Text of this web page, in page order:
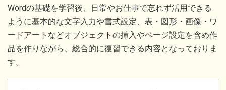
Wordの基礎を学習後、日常やお仕事で忘れず活用できる
ように基本的な文字入力や書式設定、表・図形・画像・ワ
ードアートなどオブジェクトの挿入やページ設定を含め作
品を作りながら、総合的に復習できる内容となっておりま
す。